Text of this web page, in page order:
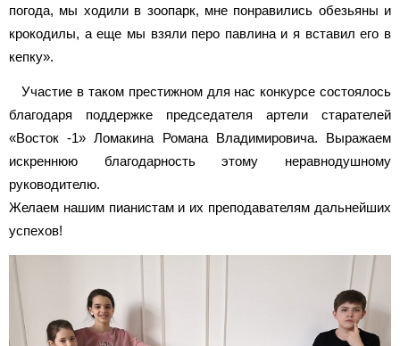
погода, мы ходили в зоопарк, мне понравились обезьяны и
крокодилы, а еще мы взяли перо павлина и я вставил его в
кепку».
Участие в таком престижном для нас конкурсе состоялось
благодаря поддержке председателя артели старателей
«Восток -1» Ломакина Романа Владимировича. Выражаем
искреннюю благодарность этому неравнодушному
руководителю.
Желаем нашим пианистам и их преподавателям дальнейших
успехов!